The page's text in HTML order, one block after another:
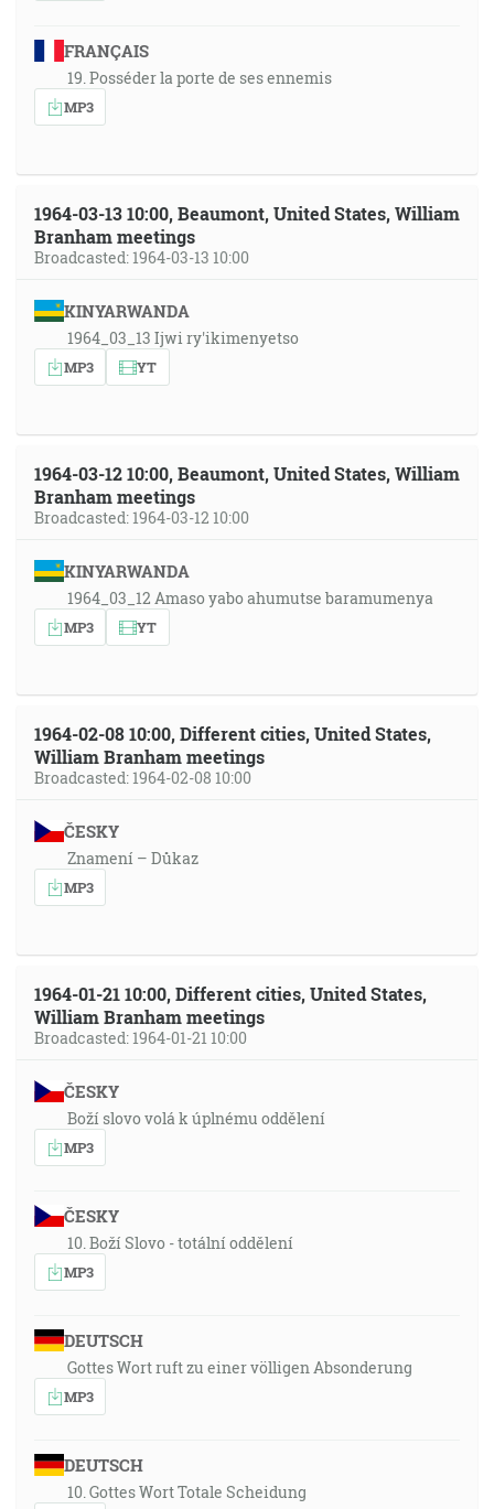
FRANÇAIS
19. Posséder la porte de ses ennemis
MP3
1964-03-13 10:00, Beaumont, United States, William
Branham meetings
Broadcasted: 1964-03-13 10:00
KINYARWANDA
1964_03_13 Ijwi ry'ikimenyetso
MP3 YT
1964-03-12 10:00, Beaumont, United States, William
Branham meetings
Broadcasted: 1964-03-12 10:00
KINYARWANDA
1964_03_12 Amaso yabo ahumutse baramumenya
MP3 YT
1964-02-08 10:00, Different cities, United States,
William Branham meetings
Broadcasted: 1964-02-08 10:00
ČESKY
Znamení – Důkaz
MP3
1964-01-21 10:00, Different cities, United States,
William Branham meetings
Broadcasted: 1964-01-21 10:00
ČESKY
Boží slovo volá k úplnému oddělení
MP3
ČESKY
10. Boží Slovo - totální oddělení
MP3
DEUTSCH
Gottes Wort ruft zu einer völligen Absonderung
MP3
DEUTSCH
10. Gottes Wort Totale Scheidung